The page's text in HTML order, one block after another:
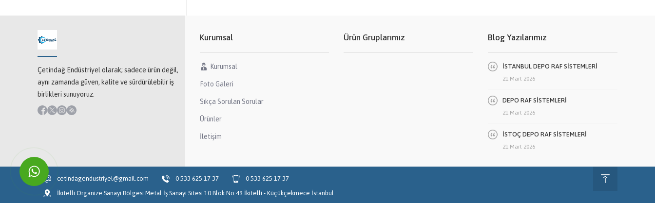
Çetindağ Endüstriyel olarak; sadece ürün değil,
aynı zamanda güven, kalite ve sürdürülebilir iş
birlikleri sunuyoruz.
Kurumsal
Kurumsal
Foto Galeri
Sıkça Sorulan Sorular
Ürünler
İletişim
Ürün Gruplarımız Blog Yazılarımız
İSTANBUL DEPO RAF SİSTEMLERİ
21 Mart 2026
DEPO RAF SİSTEMLERİ
21 Mart 2026
İSTOÇ DEPO RAF SİSTEMLERİ
21 Mart 2026
cetindagendustriyel@gmail.com 0 533 625 17 37
0 533 625 17 37
İkitelli Organize Sanayi Bölgesi Metal İş Sanayi Sitesi 10.Blok No:49 İkitelli - Küçükçekmece İstanbul